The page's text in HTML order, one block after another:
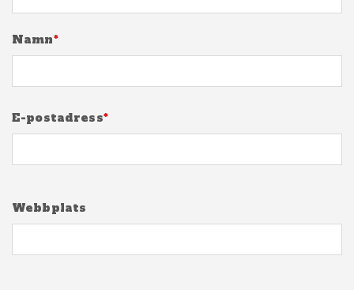
Namn*
E-postadress*
Webbplats